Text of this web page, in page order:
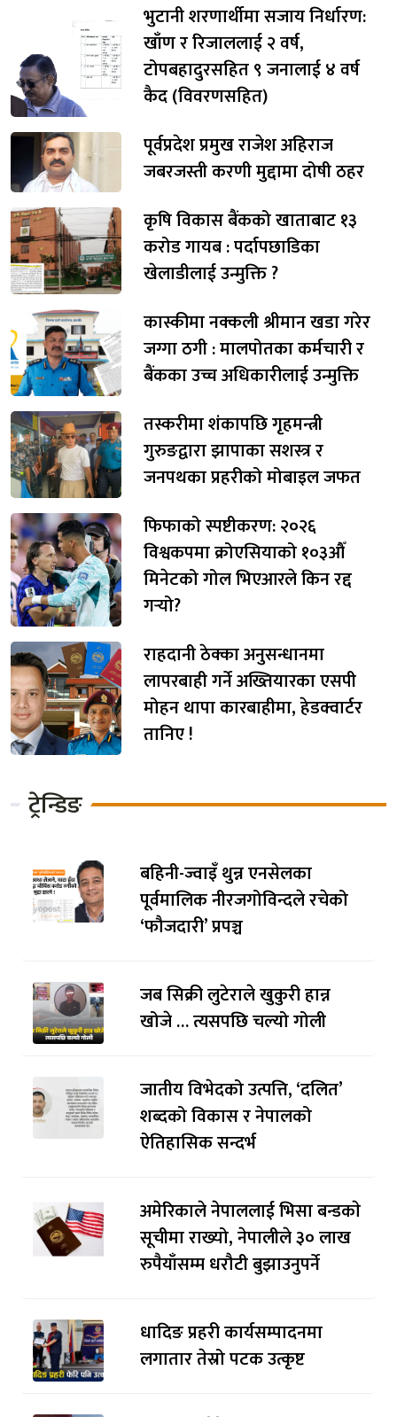
भुटानी शरणार्थीमा सजाय निर्धारण:
खाँण र रिजाललाई २ वर्ष,
टोपबहादुरसहित ९ जनालाई ४ वर्ष
कैद (विवरणसहित)
पूर्वप्रदेश प्रमुख राजेश अहिराज
जबरजस्ती करणी मुद्दामा दोषी ठहर
कृषि विकास बैंकको खाताबाट १३
करोड गायब : पर्दापछाडिका
खेलाडीलाई उन्मुक्ति ?
कास्कीमा नक्कली श्रीमान खडा गरेर
जग्गा ठगी : मालपोतका कर्मचारी र
बैंकका उच्च अधिकारीलाई उन्मुक्ति
तस्करीमा शंकापछि गृहमन्त्री
गुरुङद्वारा झापाका सशस्त्र र
जनपथका प्रहरीको मोबाइल जफत
फिफाको स्पष्टीकरण: २०२६
विश्वकपमा क्रोएसियाको १०३औँ
मिनेटको गोल भिएआरले किन रद्द
गर्‍यो?
राहदानी ठेक्का अनुसन्धानमा
लापरबाही गर्ने अख्तियारका एसपी
मोहन थापा कारबाहीमा, हेडक्वार्टर
तानिए !
ट्रेन्डिङ
बहिनी-ज्वाइँ थुन्न एनसेलका
पूर्वमालिक नीरजगोविन्दले रचेको
‘फौजदारी’ प्रपञ्च
जब सिक्री लुटेराले खुकुरी हान्न
खोजे … त्यसपछि चल्यो गोली
जातीय विभेदको उत्पत्ति, ‘दलित’
शब्दको विकास र नेपालको
ऐतिहासिक सन्दर्भ
अमेरिकाले नेपाललाई भिसा बन्डकाे
सूचीमा राख्यो, नेपालीले ३० लाख
रुपैयाँसम्म धरौटी बुझाउनुपर्ने
धादिङ प्रहरी कार्यसम्पादनमा
लगातार तेस्रो पटक उत्कृष्ट